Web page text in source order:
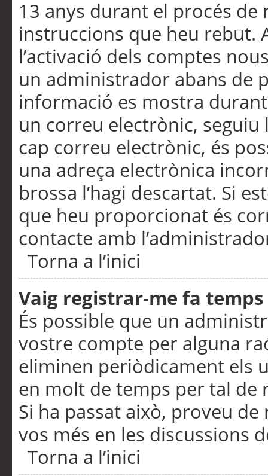
13 anys durant el procés de
instruccions que heu rebut.
l’activació dels comptes
un administrador abans de
informació es mostra
un correu electrònic,
cap correu electrònic, és
una adreça electrònica
brossa l’hagi descartat. Si
que heu proporcionat és
contacte amb
Torna a l’inici
Vaig registrar-me fa
És possible que un
vostre compte per alguna
eliminen periòdicament els
en molt de temps per tal de
Si ha passat això, proveu
vos més en les discussions
Torna a l’inici